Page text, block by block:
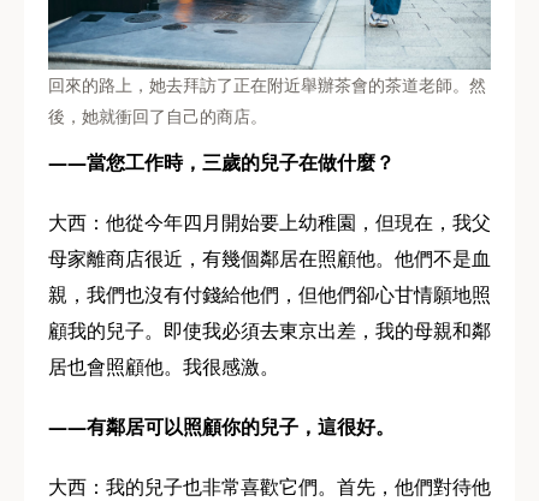
回來的路上，她去拜訪了正在附近舉辦茶會的茶道老師。然
後，她就衝回了自己的商店。
——當您工作時，三歲的兒子在做什麼？
大西：他從今年四月開始要上幼稚園，但現在，我父
母家離商店很近，有幾個鄰居在照顧他。他們不是血
親，我們也沒有付錢給他們，但他們卻心甘情願地照
顧我的兒子。即使我必須去東京出差，我的母親和鄰
居也會照顧他。我很感激。
——有鄰居可以照顧你的兒子，這很好。
大西：我的兒子也非常喜歡它們。首先，他們對待他